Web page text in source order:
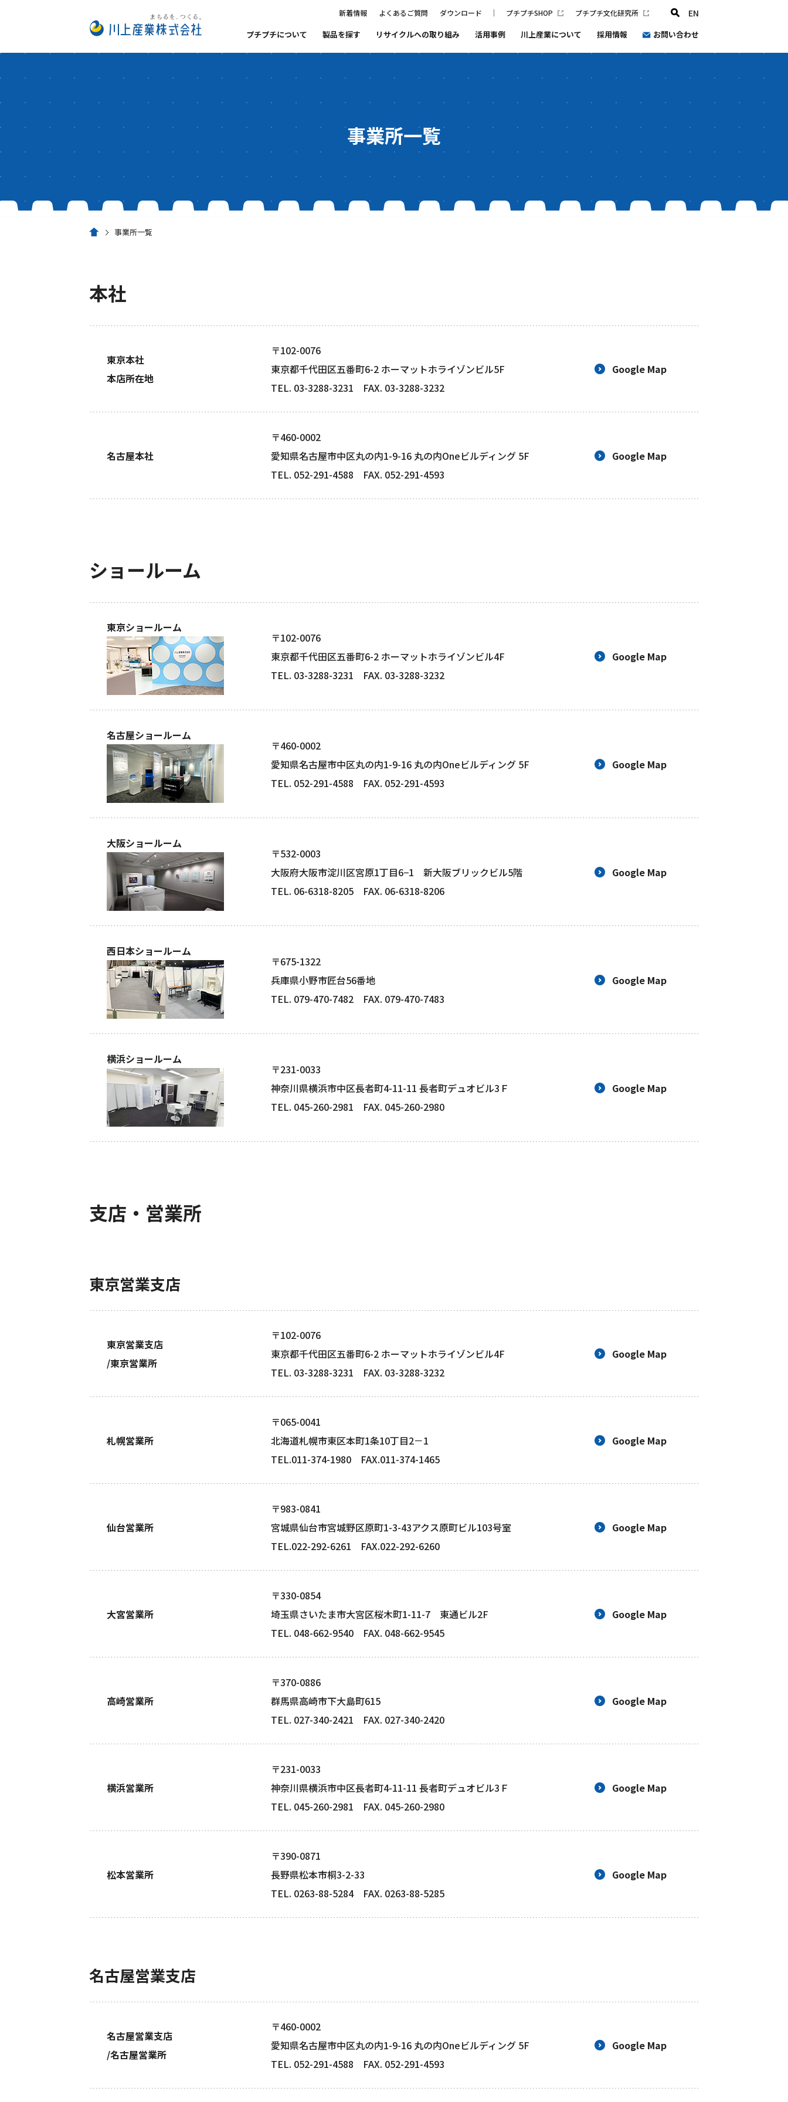
新着情報 よくあるご質問 ダウンロード プチプチSHOP プチプチ文化研究所 EN
プチプチについて 製品を探す リサイクルへの取り組み 活用事例 川上産業について
品質と環境
サステナビリティ
採用情報 お問い合わせ
事業所一覧
ホーム
事業所一覧
本社
東京本社
本店所在地
〒102-0076
東京都千代田区五番町6-2 ホーマットホライゾンビル5F
TEL. 03-3288-3231 FAX. 03-3288-3232
Google Map
名古屋本社
〒460-0002
愛知県名古屋市中区丸の内1-9-16 丸の内Oneビルディング 5F
TEL. 052-291-4588 FAX. 052-291-4593
Google Map
ショールーム
東京ショールーム
〒102-0076
東京都千代田区五番町6-2 ホーマットホライゾンビル4F
TEL. 03-3288-3231 FAX. 03-3288-3232
Google Map
名古屋ショールーム
〒460-0002
愛知県名古屋市中区丸の内1-9-16 丸の内Oneビルディング 5F
TEL. 052-291-4588 FAX. 052-291-4593
Google Map
大阪ショールーム
〒532-0003
大阪府大阪市淀川区宮原1丁目6−1 新大阪ブリックビル5階
TEL. 06-6318-8205 FAX. 06-6318-8206
Google Map
西日本ショールーム
〒675-1322
兵庫県小野市匠台56番地
TEL. 079-470-7482 FAX. 079-470-7483
Google Map
横浜ショールーム
〒231-0033
神奈川県横浜市中区長者町4-11-11 長者町デュオビル3Ｆ
TEL. 045-260-2981 FAX. 045-260-2980
Google Map
支店・営業所
東京営業支店
東京営業支店
/東京営業所
〒102-0076
東京都千代田区五番町6-2 ホーマットホライゾンビル4F
TEL. 03-3288-3231 FAX. 03-3288-3232
Google Map
札幌営業所
〒065-0041
北海道札幌市東区本町1条10丁目2－1
TEL.011-374-1980 FAX.011-374-1465
Google Map
仙台営業所
〒983-0841
宮城県仙台市宮城野区原町1-3-43アクス原町ビル103号室
TEL.022-292-6261 FAX.022-292-6260
Google Map
大宮営業所
〒330-0854
埼玉県さいたま市大宮区桜木町1-11-7 東通ビル2F
TEL. 048-662-9540 FAX. 048-662-9545
Google Map
高崎営業所
〒370-0886
群馬県高崎市下大島町615
TEL. 027-340-2421 FAX. 027-340-2420
Google Map
横浜営業所
〒231-0033
神奈川県横浜市中区長者町4-11-11 長者町デュオビル3Ｆ
TEL. 045-260-2981 FAX. 045-260-2980
Google Map
松本営業所
〒390-0871
長野県松本市桐3-2-33
TEL. 0263-88-5284 FAX. 0263-88-5285
Google Map
名古屋営業支店
名古屋営業支店
/名古屋営業所
〒460-0002
愛知県名古屋市中区丸の内1-9-16 丸の内Oneビルディング 5F
TEL. 052-291-4588 FAX. 052-291-4593
Google Map